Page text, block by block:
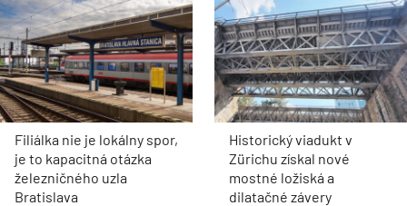
Filiálka nie je lokálny spor,
je to kapacitná otázka
železničného uzla
Bratislava
Historický viadukt v
Zürichu získal nové
mostné ložiská a
dilatačné závery